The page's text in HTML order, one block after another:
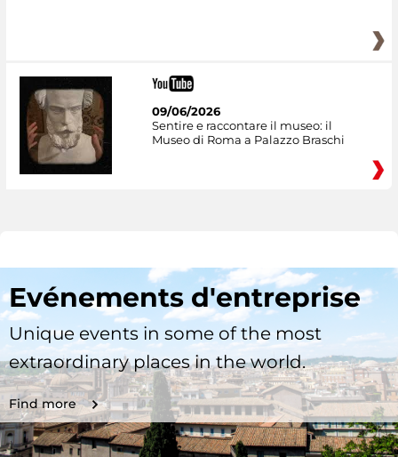
09/06/2026
Sentire e raccontare il museo: il
Museo di Roma a Palazzo Braschi
Evénements d'entreprise
Unique events in some of the most
extraordinary places in the world.
Find more